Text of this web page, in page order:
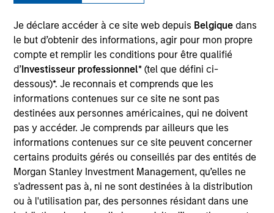
Je déclare accéder à ce site web depuis Belgique dans
le but d’obtenir des informations, agir pour mon propre
compte et remplir les conditions pour être qualifié
d’Investisseur professionnel* (tel que défini ci-
dessous)*. Je reconnais et comprends que les
informations contenues sur ce site ne sont pas
destinées aux personnes américaines, qui ne doivent
pas y accéder. Je comprends par ailleurs que les
informations contenues sur ce site peuvent concerner
certains produits gérés ou conseillés par des entités de
Morgan Stanley Investment Management, qu’elles ne
s'adressent pas à, ni ne sont destinées à la distribution
ou à l'utilisation par, des personnes résidant dans une
Transaction Type
Control
Hanwha L&C is a leading building materials
manufacturer in Korea and engages in the
production and distribution of four main product
segments within the industry: windows, flooring
materials, decorative films & sheets and premium
surfaces.
View Site
Investment Team
Morgan Stanley Private Equity Asia